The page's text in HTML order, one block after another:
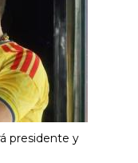
presidente y